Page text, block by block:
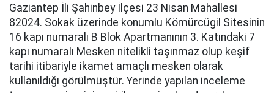
Gaziantep İli Şahinbey İlçesi 23 Nisan Mahallesi
82024. Sokak üzerinde konumlu Kömürcügil Sitesinin
16 kapı numaralı B Blok Apartmanının 3. Katındaki 7
kapı numaralı Mesken nitelikli taşınmaz olup keşif
tarihi itibariyle ikamet amaçlı mesken olarak
kullanıldığı görülmüştür. Yerinde yapılan inceleme